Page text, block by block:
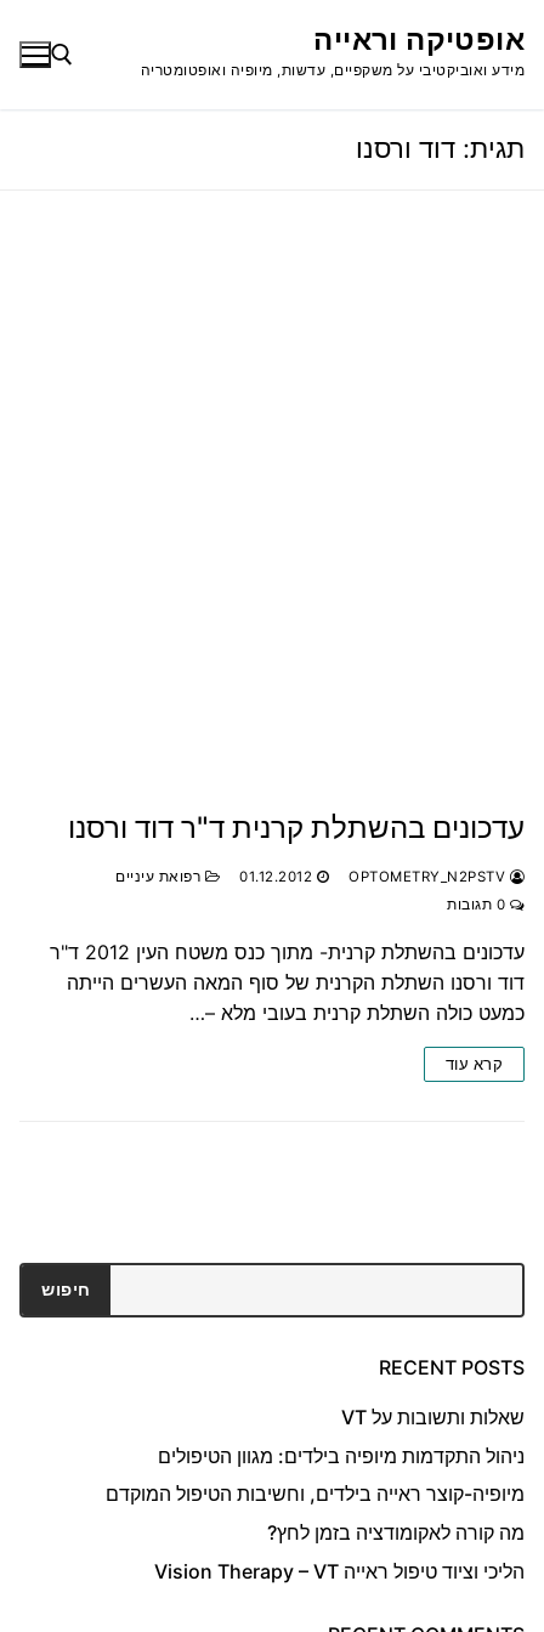
לתוכןאופטיקה וראייה
מידע ואוביקטיבי על משקפיים, עדשות, מיופיה ואופטומטריה
תגית: דוד ורסנו
עדכונים בהשתלת קרנית ד"ר דוד ורסנו
01.12.2012
רפואת עיניים
עדכונים בהשתלת קרנית- מתוך כנס משטח העין 2012 ד"ר
דוד ורסנו השתלת הקרנית של סוף המאה העשרים הייתה
כמעט כולה השתלת קרנית בעובי מלא –…
קרא עוד
חיפוש
RECENT POSTS
שאלות ותשובות על VT
ניהול התקדמות מיופיה בילדים: מגוון הטיפולים
מיופיה-קוצר ראייה בילדים, וחשיבות הטיפול המוקדם
מה קורה לאקומודציה בזמן לחץ?
הליכי וציוד טיפול ראייה Vision Therapy – VT